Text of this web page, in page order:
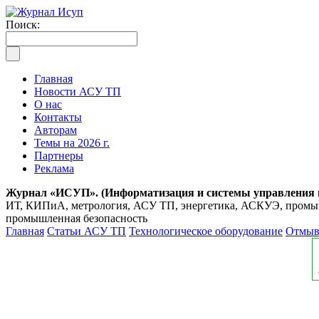
Поиск:
Главная
Новости АСУ ТП
О нас
Контакты
Авторам
Темы на 2026 г.
Партнеры
Реклама
Журнал «ИСУП». (Информатизация и системы
ИТ, КИПиА, метрология, АСУ ТП, энергетика, АСКУЭ,
промышленная безопасность
Главная Статьи АСУ ТП Технологическое оборудование